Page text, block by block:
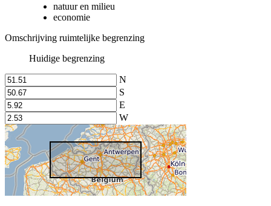
natuur en milieu
economie
Omschrijving ruimtelijke begrenzing
Huidige begrenzing
N
S
E
W